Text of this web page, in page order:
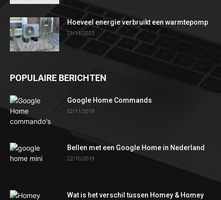
Hoeveel energie verbruikt een warmtepomp
21/11/2023
POPULAIRE BERICHTEN
Google Home Commands
02/11/2019
Bellen met een Google Home in Nederland
22/10/2019
Wat is het verschil tussen Homey & Homey